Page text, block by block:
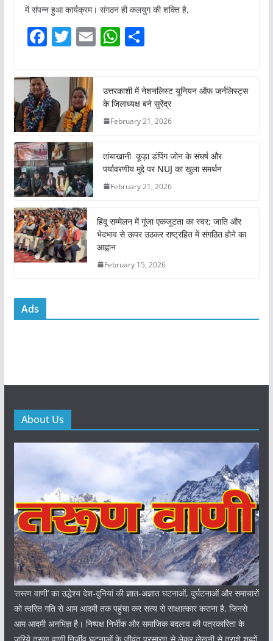
में संपन्न हुआ कार्यक्रम। संगठन ही कलयुग की शक्ति है,
F
c
e
b
o
o
k
T
itt
er
E W
s
A
p
S
e
उत्तरकाशी में नेशनलिस्ट यूनियन ऑफ जर्नलिस्ट्स
के जिलाध्यक्ष बने सुरेंद्र
February 21, 2026
तांबाखानी कूड़ा डंपिंग जोन के संघर्ष और
पर्यावरणीय मुद्दे पर NUJ का खुला समर्थन
February 21, 2026
हिंदू सम्मेलन में गूंजा एकजुटता का स्वर; जाति और
भेदभाव से ऊपर उठकर राष्ट्रहित में संगठित होने का
आह्वान
February 15, 2026
Ads
About Us
‘तरूण वाणी‘ का उद्धेश्य देश-दुनियां की ज्ञात-अज्ञात घटनाओं, दुर्घटनाओं और समाचारों
को त्वरित गति से आम आदमी तक पहुंचा कर सत्य से साक्षात्कार कराना है, जिनसे
आम आदमी अनभिज्ञ है। निष्पक्ष निर्भीक और समाजिक बदलाव की पत्रकारिता के